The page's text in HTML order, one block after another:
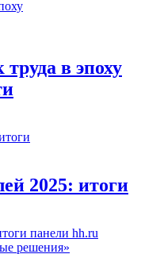
в эпоху
2025: итоги